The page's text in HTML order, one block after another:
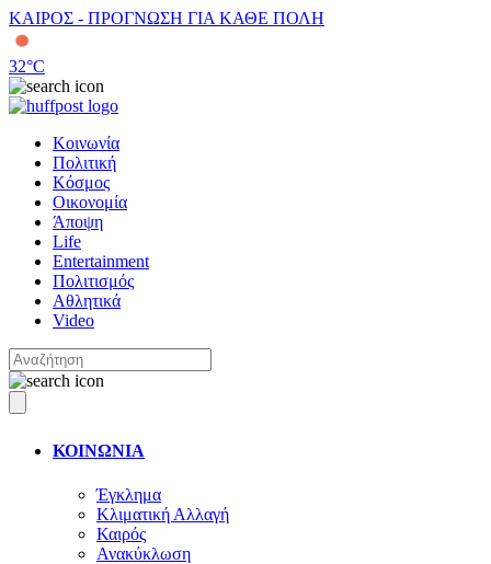
ΚΑΙΡΟΣ - ΠΡΟΓΝΩΣΗ ΓΙΑ ΚΑΘΕ ΠΟΛΗ
32°C
Κοινωνία
Πολιτική
Κόσμος
Οικονομία
Άποψη
Life
Entertainment
Πολιτισμός
Αθλητικά
Video
ΚΟΙΝΩΝΙΑ
Έγκλημα
Κλιματική Αλλαγή
Καιρός
Ανακύκλωση